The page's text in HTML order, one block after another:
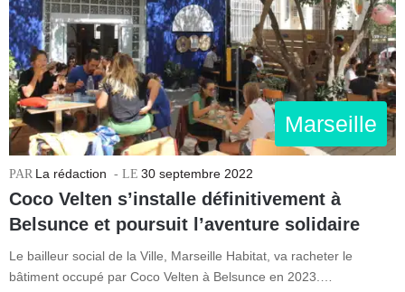
Marseille
La rédaction 30 septembre 2022
Coco Velten s’installe définitivement à
Belsunce et poursuit l’aventure solidaire
Le bailleur social de la Ville, Marseille Habitat, va racheter le
bâtiment occupé par Coco Velten à Belsunce en 2023.…